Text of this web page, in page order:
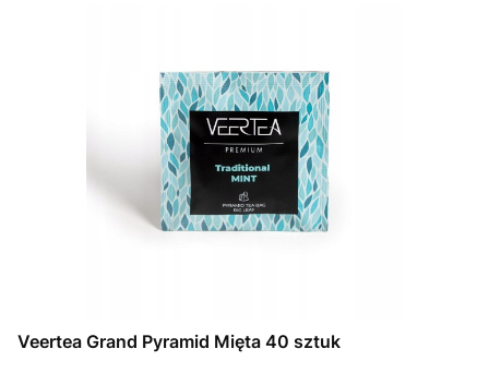
Veertea Grand Pyramid Mięta 40 sztuk